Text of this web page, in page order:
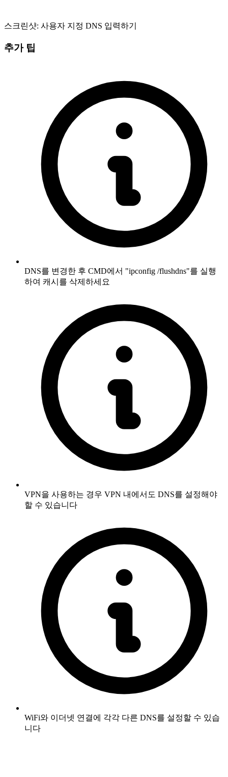
스크린샷: 사용자 지정 DNS 입력하기
추가 팁
DNS를 변경한 후 CMD에서 "ipconfig /flushdns"를 실행
하여 캐시를 삭제하세요
VPN을 사용하는 경우 VPN 내에서도 DNS를 설정해야
할 수 있습니다
WiFi와 이더넷 연결에 각각 다른 DNS를 설정할 수 있습
니다